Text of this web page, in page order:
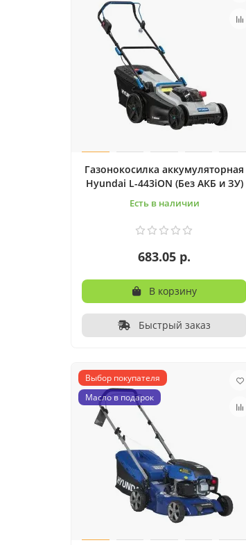
Газонокосилка аккумуляторная
Hyundai L-443iON (Без АКБ и ЗУ)
Есть в наличии
683.05 р.
В корзину
Быстрый заказ
Выбор покупателя
Масло в подарок